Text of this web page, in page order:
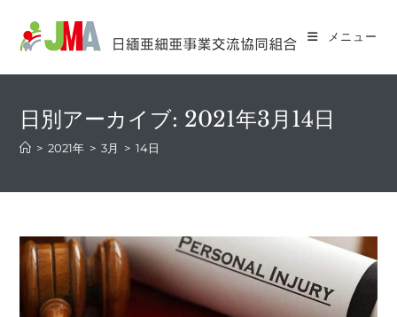
ン
メニュー
日別アーカイブ: 2021年3月14日
> 2021年 > 3月 > 14日